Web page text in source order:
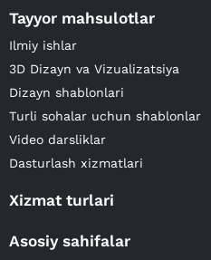
Tayyor mahsulotlar
Ilmiy ishlar
3D Dizayn va Vizualizatsiya
Dizayn shablonlari
Turli sohalar uchun shablonlar
Video darsliklar
Dasturlash xizmatlari
Xizmat turlari
Asosiy sahifalar